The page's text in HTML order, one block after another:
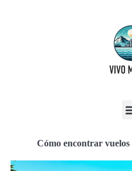
Cómo encontrar